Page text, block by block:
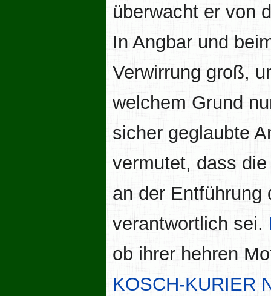
überwacht er von
In Angbar und
Verwirrung groß,
welchem Grund
sicher geglaubte
vermutet, dass
an der Entführung
verantwortlich sei.
ob ihrer hehren
KOSCH-KURIER